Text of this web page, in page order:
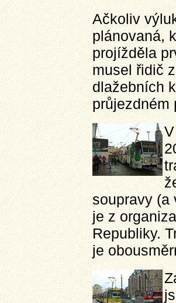
Ačkoliv
plánovaná,
projížděla
musel řidič
dlažebních
průjezdném
soupravy (a
je z
Republiky.
je